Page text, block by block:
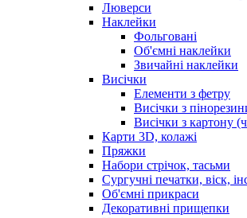
Люверси
Наклейки
Фольговані
Об'ємні наклейки
Звичайні наклейки
Висічки
Елементи з фетру
Висічки з
Висічки з картону
Карти 3D, колажі
Пряжки
Набори стрічок, тасьми
Сургучні печатки, віск,
Об'ємні прикраси
Декоративні прищепки